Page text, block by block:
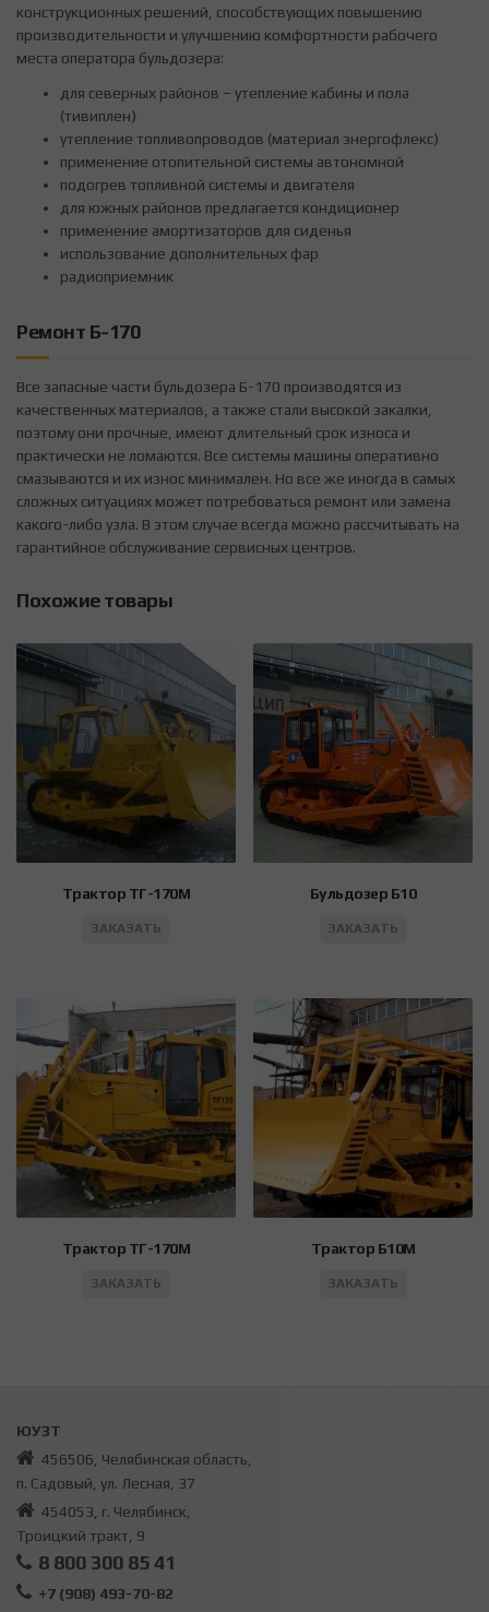
конструкционных решений, способствующих повышению
производительности и улучшению комфортности рабочего
места оператора бульдозера:
для северных районов – утепление кабины и пола
(тивиплен)
утепление топливопроводов (материал энергофлекс)
применение отопительной системы автономной
подогрев топливной системы и двигателя
для южных районов предлагается кондиционер
применение амортизаторов для сиденья
использование дополнительных фар
радиоприемник
Ремонт Б-170
Все запасные части бульдозера Б-170 производятся из
качественных материалов, а также стали высокой закалки,
поэтому они прочные, имеют длительный срок износа и
практически не ломаются. Все системы машины оперативно
смазываются и их износ минимален. Но все же иногда в самых
сложных ситуациях может потребоваться ремонт или замена
какого-либо узла. В этом случае всегда можно рассчитывать на
гарантийное обслуживание сервисных центров.
Похожие товары
Трактор ТГ-170М
ЗАКАЗАТЬ
Бульдозер Б10
ЗАКАЗАТЬ
Трактор ТГ-170М
ЗАКАЗАТЬ
Трактор Б10М
ЗАКАЗАТЬ
ЮУЗТ
456506, Челябинская область,
п. Садовый, ул. Лесная, 37
454053, г. Челябинск,
Троицкий тракт, 9
8 800 300 85 41
+7 (908) 493-70-82